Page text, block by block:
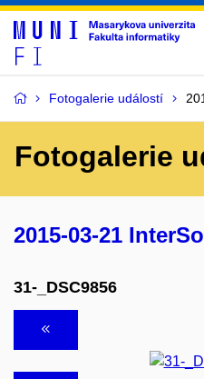
Fotogalerie událostí
Fotogalerie
2015-03-21
31-_DSC9856